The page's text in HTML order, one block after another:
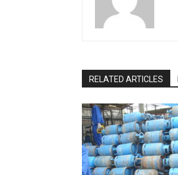
RELATED ARTICLES